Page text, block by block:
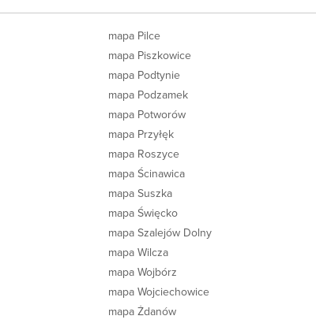
mapa Pilce
mapa Piszkowice
mapa Podtynie
mapa Podzamek
mapa Potworów
mapa Przyłęk
mapa Roszyce
mapa Ścinawica
mapa Suszka
mapa Święcko
mapa Szalejów Dolny
mapa Wilcza
mapa Wojbórz
mapa Wojciechowice
mapa Żdanów